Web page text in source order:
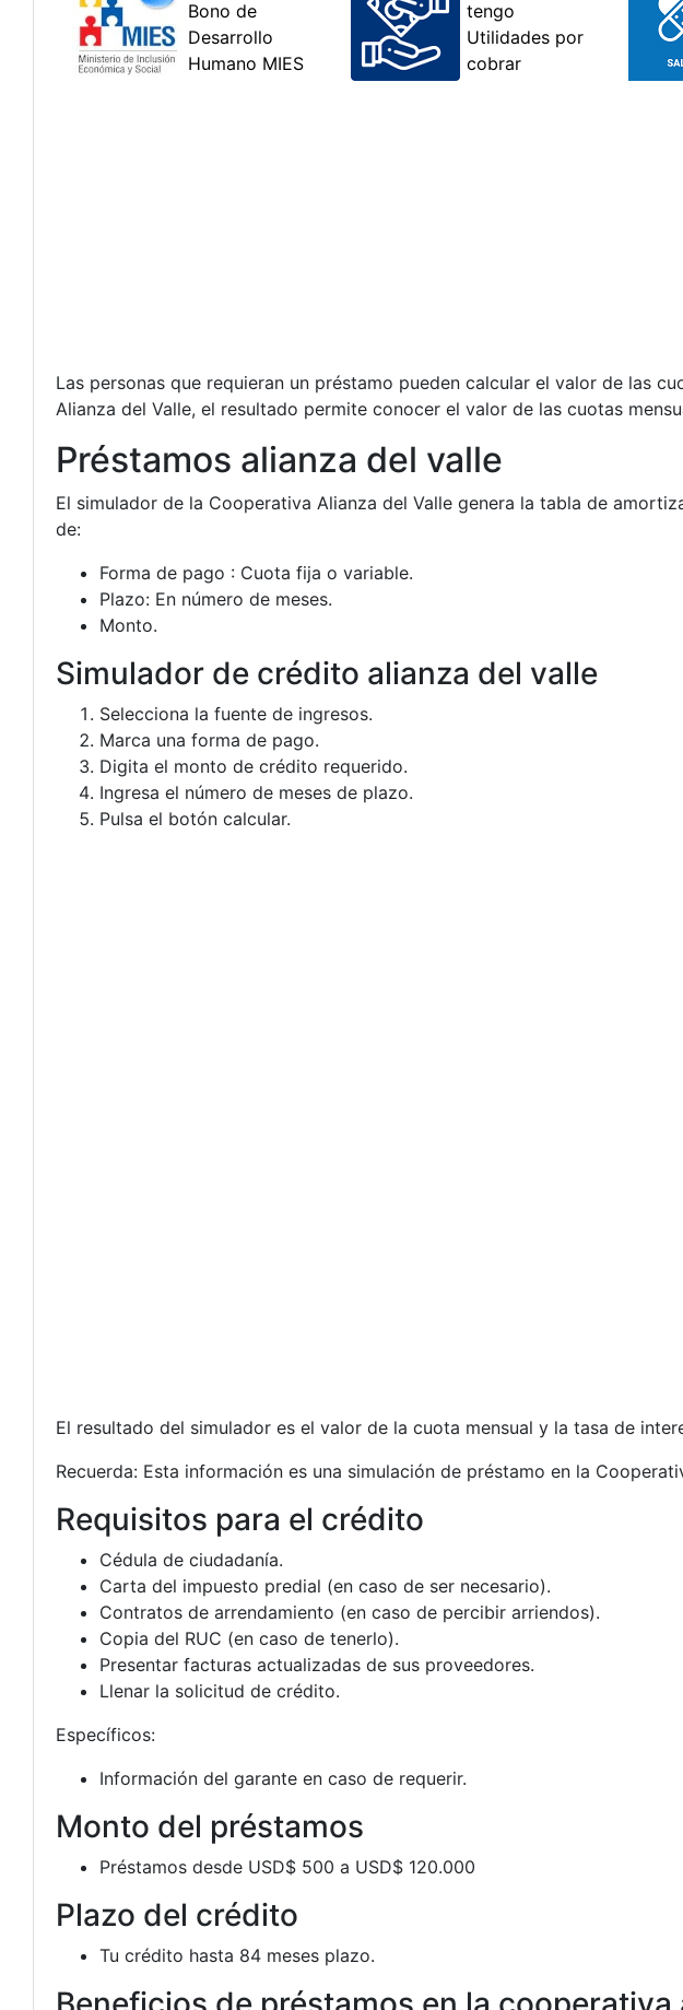
Las personas que requieran un préstamo pueden calcular el valor de las
Alianza del Valle, el resultado permite conocer el valor de las cuotas
Préstamos alianza del valle
El simulador de la Cooperativa Alianza del Valle genera la tabla de
de:
Forma de pago : Cuota fija o variable.
Plazo: En número de meses.
Monto.
Simulador de crédito alianza del valle
Selecciona la fuente de ingresos.
Marca una forma de pago.
Digita el monto de crédito requerido.
Ingresa el número de meses de plazo.
Pulsa el botón calcular.
El resultado del simulador es el valor de la cuota mensual y la tasa de
Recuerda: Esta información es una simulación de préstamo en la
Requisitos para el crédito
Cédula de ciudadanía.
Carta del impuesto predial (en caso de ser necesario).
Contratos de arrendamiento (en caso de percibir arriendos).
Copia del RUC (en caso de tenerlo).
Presentar facturas actualizadas de sus proveedores.
Llenar la solicitud de crédito.
Específicos:
Información del garante en caso de requerir.
Monto del préstamos
Préstamos desde USD$ 500 a USD$ 120.000
Plazo del crédito
Tu crédito hasta 84 meses plazo.